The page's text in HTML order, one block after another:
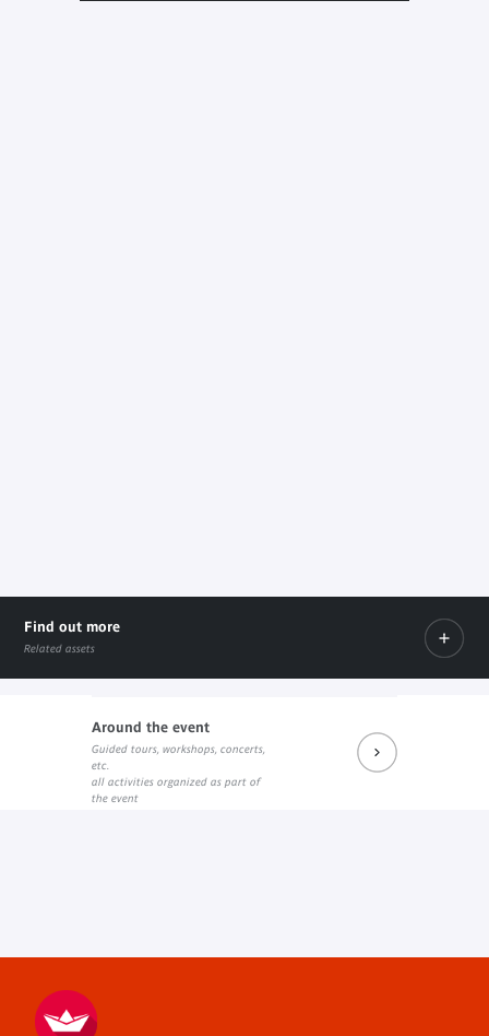
Find out more
Related assets
Communiqué de presse exposition et colloque
PDF document
Programme du colloque en français
External link
Programme du colloque en
PDF document
Around the event
Guided tours, workshops, concerts,
etc.
all activities organized as part of
the event